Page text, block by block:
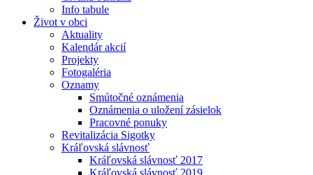
Info tabule
Život v obci
Aktuality
Kalendár akcií
Projekty
Fotogaléria
Oznamy
Smútočné oznámenia
Oznámenia o uložení zásielok
Pracovné ponuky
Revitalizácia Sigotky
Kráľovská slávnosť
Kráľovská slávnosť 2017